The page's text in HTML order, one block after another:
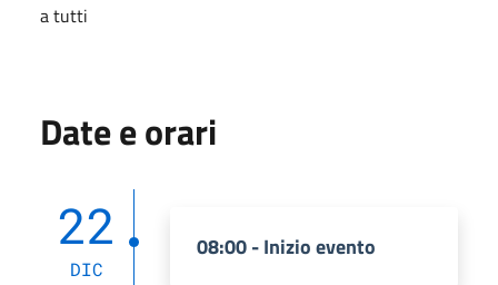
a tutti
Date e orari
22
DIC
08:00 - Inizio evento